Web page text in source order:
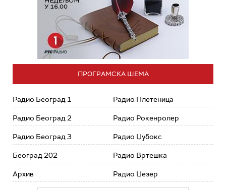
ПРОГРАМСКА ШЕМА
Радио Београд 1
Радио Београд 2
Радио Београд 3
Београд 202
Архив
Радио Плетеница
Радио Рокенролер
Радио Џубокс
Радио Вртешка
Радио Џезер